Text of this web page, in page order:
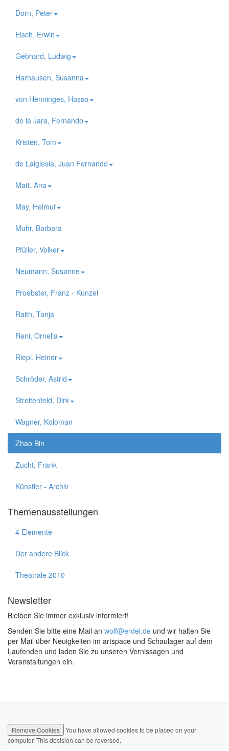
Dorn, Peter
Eisch, Erwin
Gebhard, Ludwig
Harhausen, Susanna
von Henninges, Hasso
de la Jara, Fernando
Kristen, Tom
de Laiglesia, Juan Fernando
Matt, Ana
May, Helmut
Muhr, Barbara
Pfüller, Volker
Neumann, Susanne
Proebster, Franz - Kunzel
Raith, Tanja
Reni, Ornella
Riepl, Heiner
Schröder, Astrid
Streitenfeld, Dirk
Wagner, Koloman
Zhao Bin
Zucht, Frank
Künstler - Archiv
Themenausstellungen
4 Elemente
Der andere Blick
Theatrale 2010
Newsletter
Bleiben Sie immer exklusiv informiert!
Senden Sie bitte eine Mail an wolf@erdel.de und wir halten Sie
per Mail über Neuigkeiten im artspace und Schaulager auf dem
Laufenden und laden Sie zu unseren Vernissagen und
Veranstaltungen ein.
Remove Cookies
You have allowed cookies to be placed on your
computer. This decision can be reversed.